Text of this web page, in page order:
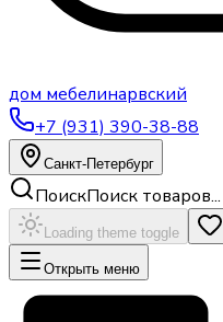
дом мебелинарвский
+7 (931) 390-38-88
Санкт-Петербург
ПоискПоиск товаров...
Loading theme toggle
Открыть меню